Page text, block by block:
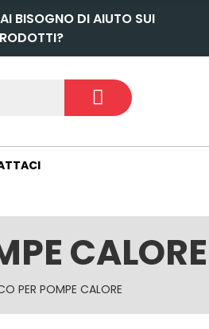
BISOGNO DI AIUTO SUI
CALORE
PER POMPE CALORE